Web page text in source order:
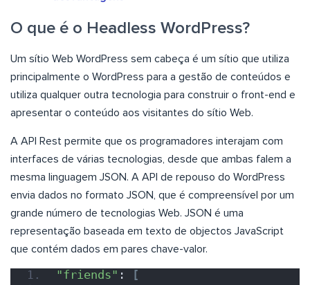
O que é o Headless WordPress?
Um sítio Web WordPress sem cabeça é um sítio que utiliza
principalmente o WordPress para a gestão de conteúdos e
utiliza qualquer outra tecnologia para construir o front-end e
apresentar o conteúdo aos visitantes do sítio Web.
A API Rest permite que os programadores interajam com
interfaces de várias tecnologias, desde que ambas falem a
mesma linguagem JSON. A API de repouso do WordPress
envia dados no formato JSON, que é compreensível por um
grande número de tecnologias Web. JSON é uma
representação baseada em texto de objectos JavaScript
que contém dados em pares chave-valor.
"friends" : [